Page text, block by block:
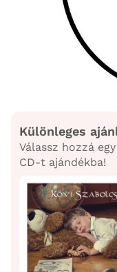
Különleges
Válassz hozzá
CD-t ajándékba!